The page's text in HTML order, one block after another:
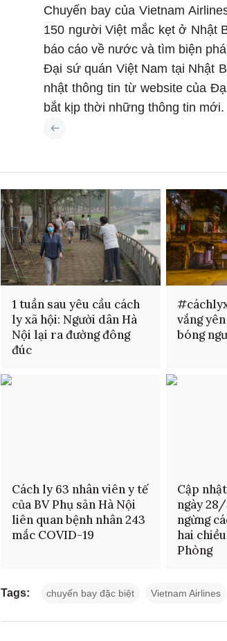
Chuyến bay của Vietnam
150 người Việt mắc kẹt ở Nhật
báo cáo về nước và tìm biện
Đại sứ quán Việt Nam tại Nhật
nhật thông tin từ website của
bắt kịp thời những thông tin mới.
1 tuần sau yêu cầu cách
ly xã hội: Người dân Hà
Nội lại ra đường đông
đúc
vắng
bóng
Cách ly 63 nhân viên y tế
của BV Phụ sản Hà Nội
liên quan bệnh nhân 243
mắc COVID-19
Cập
ngày
ngừng
hai
Phòng
Tags: chuyến bay đặc biệt Vietnam Airlines